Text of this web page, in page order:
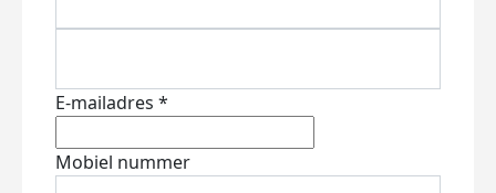
E-mailadres *
Mobiel nummer